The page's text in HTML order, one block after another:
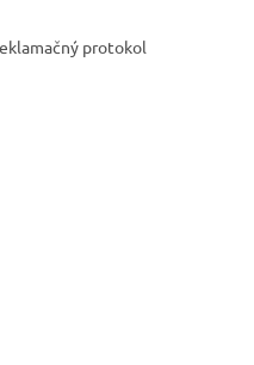
protokol